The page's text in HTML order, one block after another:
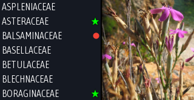
ASPLENIACEAE
ASTERACEAE
BALSAMINACEAE
BASELLACEAE
BETULACEAE
BLECHNACEAE
BORAGINACEAE